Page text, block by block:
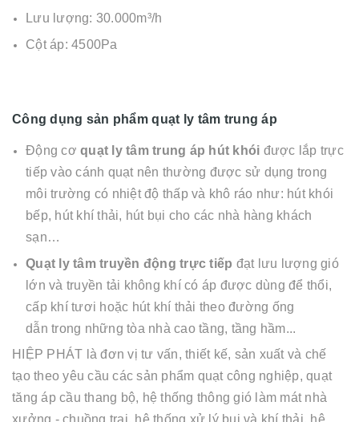
Lưu lượng: 30.000m³/h
Cột áp: 4500Pa
Công dụng sản phẩm quạt ly tâm trung áp
Động cơ quạt ly tâm trung áp hút khói được lắp trực
tiếp vào cánh quạt nên thường được sử dụng trong
môi trường có nhiệt độ thấp và khô ráo như: hút khói
bếp, hút khí thải, hút bụi cho các nhà hàng khách
sạn…
Quạt ly tâm truyền động trực tiếp đạt lưu lượng gió
lớn và truyền tải không khí có áp được dùng để thổi,
cấp khí tươi hoặc hút khí thải theo đường ống
dẫn trong những tòa nhà cao tầng, tầng hầm...
HIỆP PHÁT là đơn vị tư vấn, thiết kế, sản xuất và chế
tạo theo yêu cầu các sản phẩm quạt công nghiệp, quạt
tăng áp cầu thang bộ, hệ thống thông gió làm mát nhà